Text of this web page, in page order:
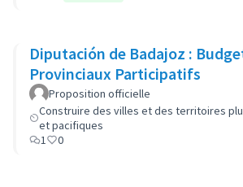
Diputación de Badajoz :
Provinciaux Participatifs
Proposition officielle
Construire des villes et des territoires
et pacifiques
1
0